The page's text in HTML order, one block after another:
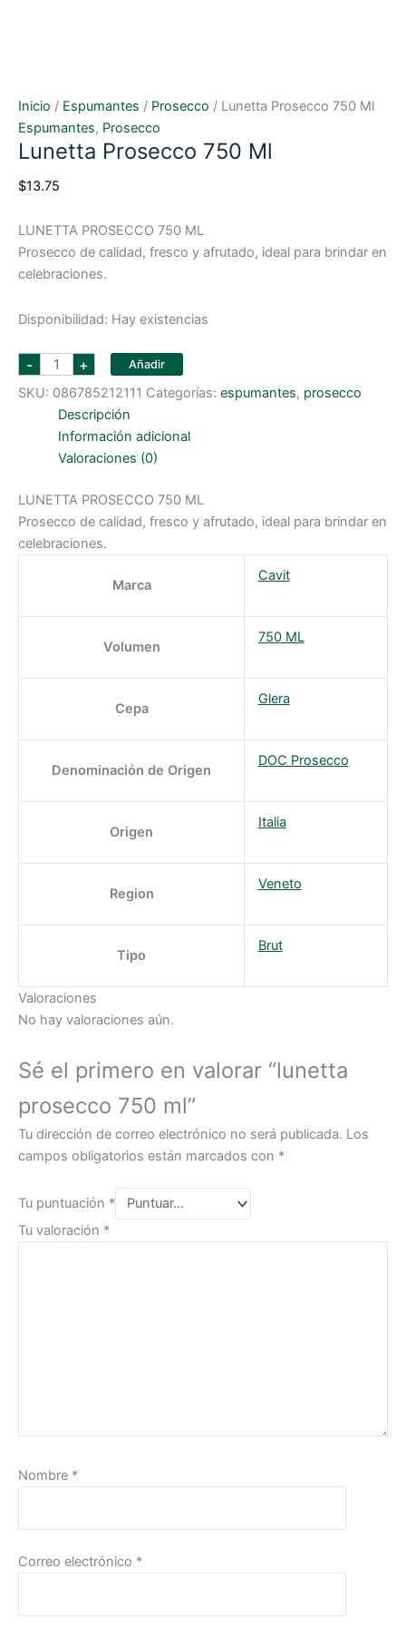
Inicio / Espumantes / Prosecco / Lunetta Prosecco 750 Ml
Espumantes, Prosecco
Lunetta Prosecco 750 Ml
$13.75
LUNETTA PROSECCO 750 ML
Prosecco de calidad, fresco y afrutado, ideal para brindar en
celebraciones.
Disponibilidad: Hay existencias
- lunetta
prosecco
750
ml
cantidad
+ Añadir
SKU: 086785212111 Categorías: espumantes, prosecco
Descripción
Información adicional
Valoraciones (0)
LUNETTA PROSECCO 750 ML
Prosecco de calidad, fresco y afrutado, ideal para brindar en
celebraciones.
Marca
Cavit
Volumen
750 ML
Cepa
Glera
Denominación de Origen
DOC Prosecco
Origen
Italia
Region
Veneto
Tipo
Brut
Valoraciones
No hay valoraciones aún.
Sé el primero en valorar “lunetta
prosecco 750 ml”
Tu dirección de correo electrónico no será publicada. Los
campos obligatorios están marcados con *
Tu puntuación *
Tu valoración *
Nombre *
Correo electrónico *